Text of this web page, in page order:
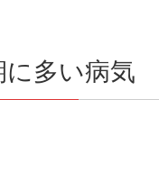
に多い病気